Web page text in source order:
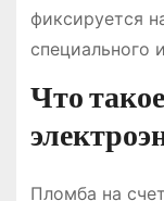
фиксируется
специального
Что
Пломба на